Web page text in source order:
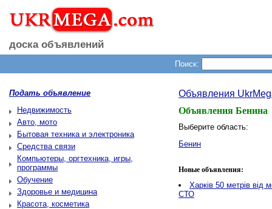
доска объявлений
Поиск:
Подать объявление
Недвижимость
Авто, мото
Бытовая техника и электроника
Средства связи
Компьютеры, оргтехника, игры,
программы
Обучение
Здоровье и медицина
Красота, косметика
Объявления
Объявления Бенина
Выберите область:
Бенин
Новые объявления:
Харків 50 метрів від
СТО